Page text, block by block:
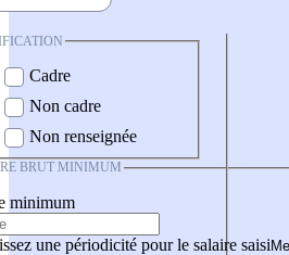
Cadre
Non cadre
Non renseignée
BRUT MINIMUM
minimum
une périodicité pour le salaire saisi